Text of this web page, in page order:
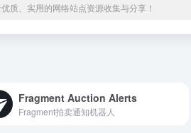
质、实用的网络站点资源收集与分享！
Fragment Auction Alerts
Fragment拍卖通知机器人